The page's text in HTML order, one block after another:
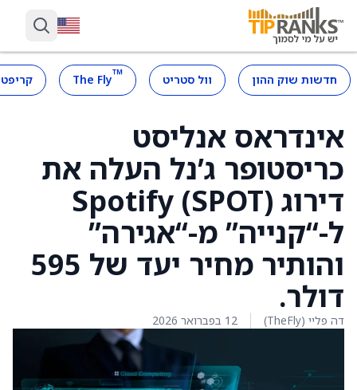
חדשות שוק ההון וול סטריט ™
The Fly
אינדראס אנליסט
כריסטופר ג’נל העלה את
דירוג Spotify (SPOT)
ל-“קנייה” מ-“אגירה”
והותיר מחיר יעד של 595
דולר.
דה פליי (TheFly) 12 בפברואר 2026